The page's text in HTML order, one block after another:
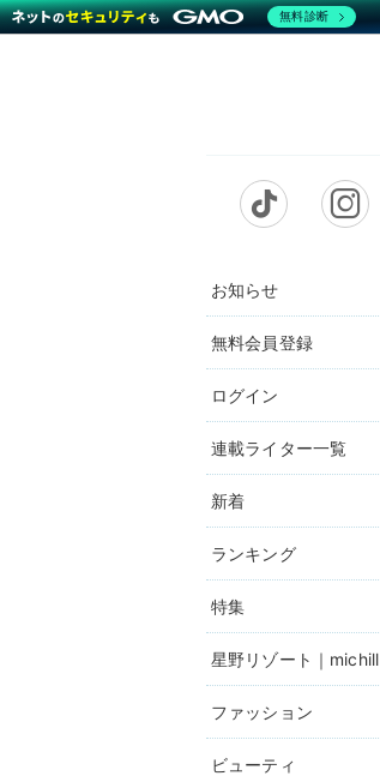
お知らせ
無料会員登録
ログイン
連載ライター一覧
新着
ランキング
特集
星野リゾート｜michill
ファッション
ビューティ
無料診断